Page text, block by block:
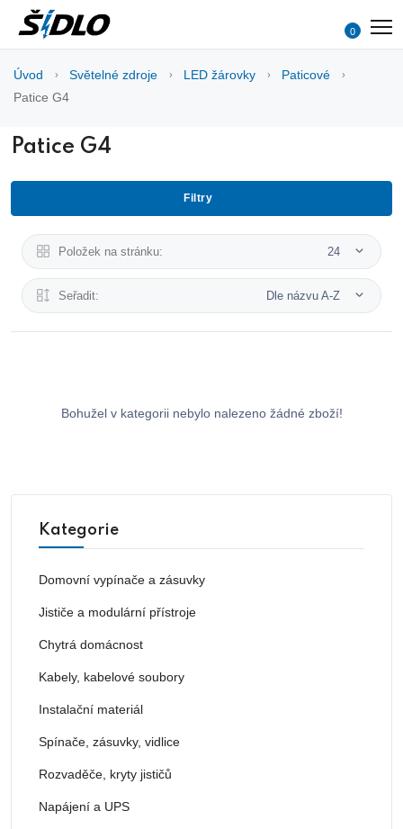
0
Úvod Světelné zdroje LED žárovky
Paticové
Patice G4
Patice G4
Filtry
Položek na stránku: 24
Seřadit: Dle názvu A-Z
Bohužel v kategorii nebylo nalezeno žádné zboží!
Kategorie
Domovní vypínače a zásuvky
Jističe a modulární přístroje
Chytrá domácnost
Kabely, kabelové soubory
Instalační materiál
Spínače, zásuvky, vidlice
Rozvaděče, kryty jističů
Napájení a UPS